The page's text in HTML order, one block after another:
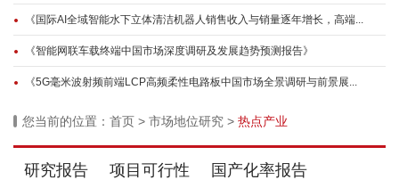
《国际AI全域智能水下立体清洁机器人销售收入与销量逐年增长，高端...
《智能网联车载终端中国市场深度调研及发展趋势预测报告》
《5G毫米波射频前端LCP高频柔性电路板中国市场全景调研与前景展...
您当前的位置： 首页 > 市场地位研究 > 热点产业
研究报告 项目可行性 国产化率报告